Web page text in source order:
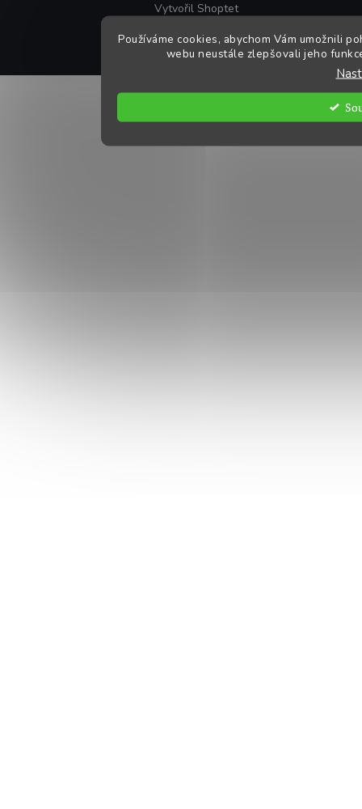
Používáme cookies, abychom Vám umožnili
webu neustále zlepšovali jeho
Vytvořil Shoptet